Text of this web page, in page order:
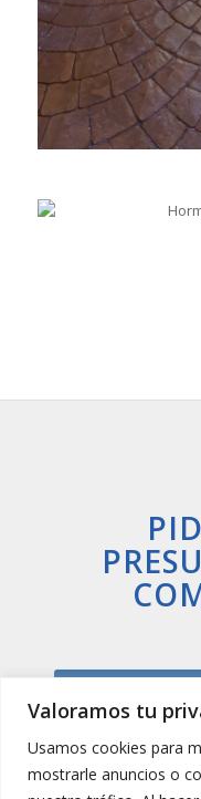
Valoramos tu
Usamos cookies para
mostrarle anuncios o